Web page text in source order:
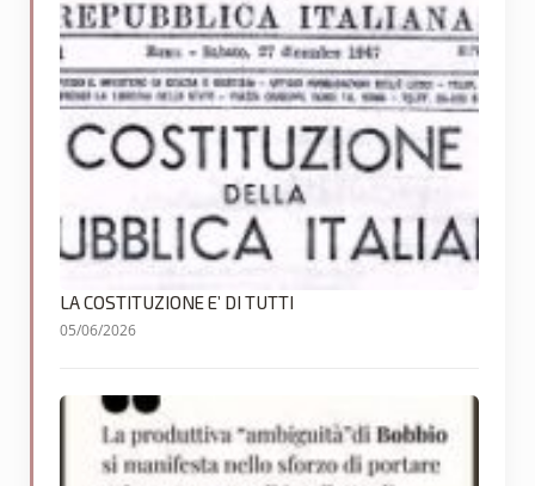
LA COSTITUZIONE E’ DI TUTTI
05/06/2026